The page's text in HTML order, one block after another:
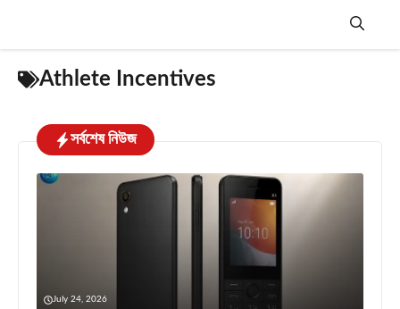
Menu
Athlete Incentives
সর্বশেষ নিউজ
July 24, 2026